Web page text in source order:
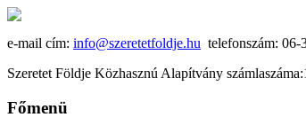
e-mail cím: info@szeretetfoldje.hu telefonszám: 06-
Szeretet Földje Közhasznú Alapítvány
Főmenü